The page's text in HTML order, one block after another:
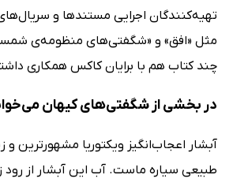
تهیه‌کنندگان اجرایی مستندها و
مثل «افق» و «شگفتی‌های منظومه‌ی
چند کتاب هم با برایان کاکس همکاری
در بخشی از شگفتی‌های کیهان
آبشار اعجاب‌انگیز ویکتوریا مشهورترین و
طبیعی سیاره ماست. آب این آبشار از رود